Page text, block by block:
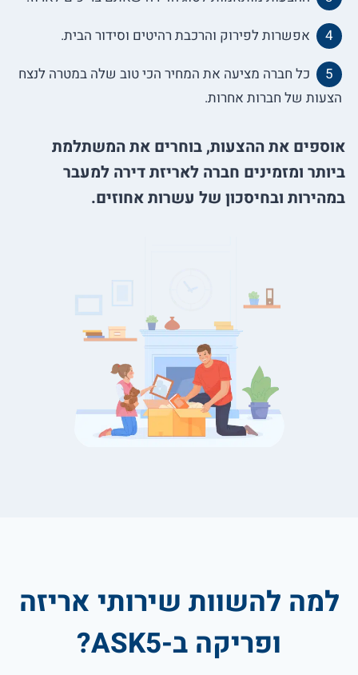
אפשרות לפירוק והרכבת רהיטים וסידור הבית.
כל חברה מציעה את המחיר הכי טוב שלה במטרה לנצח
הצעות של חברות אחרות.
אוספים את ההצעות, בוחרים את המשתלמת
ביותר ומזמינים חברה לאריזת דירה למעבר
במהירות ובחיסכון של עשרות אחוזים.
למה להשוות שירותי אריזה
ופריקה ב-ASK5?